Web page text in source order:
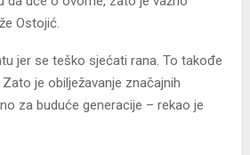
Ostojić.
jer se teško sjećati rana. To takođe
je obilježavanje značajnih
za buduće generacije – rekao je